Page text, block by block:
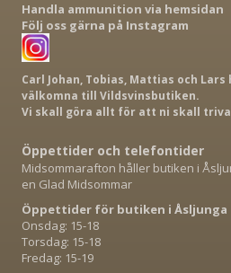
Handla ammunition via hemsidan
Följ oss gärna på Instagram
Carl Johan, Tobias, Mattias och
välkomna till Vildsvinsbutiken.
Vi skall göra allt för att ni skall
Öppettider och telefontider
Midsommarafton håller butiken i
en Glad Midsommar
Öppettider för butiken i Åsljunga
Onsdag: 15-18
Torsdag: 15-18
Fredag: 15-19